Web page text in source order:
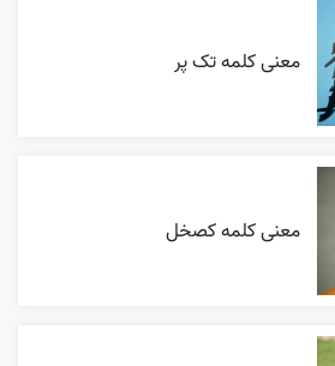
معنی کلمه تک پر
معنی کلمه کصخل